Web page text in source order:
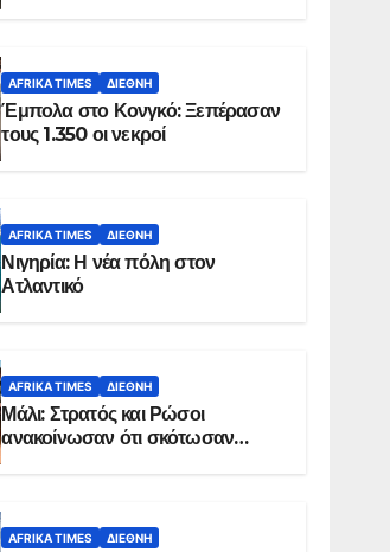
AFRIKA TIMES ΔΙΕΘΝΉ
Έμπολα στο Κονγκό: Ξεπέρασαν
τους 1.350 οι νεκροί
AFRIKA TIMES ΔΙΕΘΝΉ
Νιγηρία: Η νέα πόλη στον
Ατλαντικό
AFRIKA TIMES ΔΙΕΘΝΉ
Μάλι: Στρατός και Ρώσοι
ανακοίνωσαν ότι σκότωσαν
AFRIKA TIMES ΔΙΕΘΝΉ